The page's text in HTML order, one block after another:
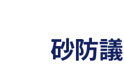
砂防